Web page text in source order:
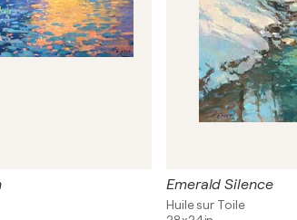
Emerald Silence
Huile sur Toile